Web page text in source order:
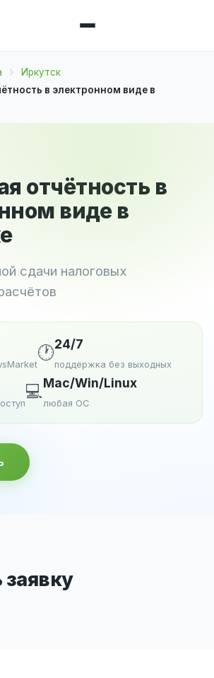
Иркутск
в электронном виде в
отчётность в
виде в
сдачи налоговых
🕐24/7
поддержка без выходных
💻Mac/Win/Linux
любая ОС